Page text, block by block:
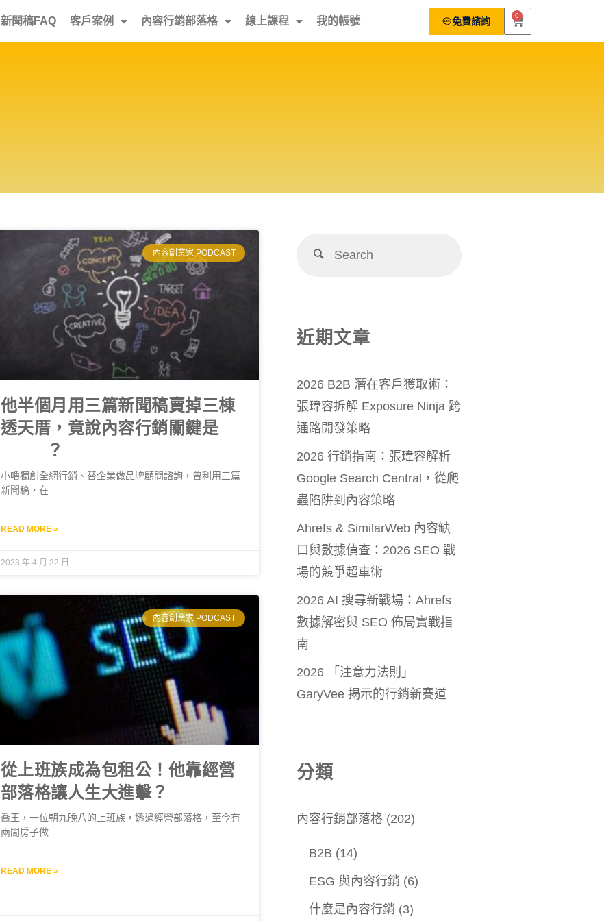
新聞稿FAQ 客戶案例 內容行銷部落格 線上課程 我的帳號 免費諮詢
0
內容創業家 PODCAST
他半個月用三篇新聞稿賣掉三棟
透天厝，竟說內容行銷關鍵是
_____？
小嚕獨創全網行銷、替企業做品牌顧問諮詢，曾利用三篇
新聞稿，在
READ MORE »
2023 年 4 月 22 日
內容創業家 PODCAST
從上班族成為包租公！他靠經營
部落格讓人生大進擊？
喬王，一位朝九晚八的上班族，透過經營部落格，至今有
兩間房子做
READ MORE »
近期文章
2026 B2B 潛在客戶獲取術：
張瑋容拆解 Exposure Ninja 跨
通路開發策略
2026 行銷指南：張瑋容解析
Google Search Central，從爬
蟲陷阱到內容策略
Ahrefs & SimilarWeb 內容缺
口與數據偵查：2026 SEO 戰
場的競爭超車術
2026 AI 搜尋新戰場：Ahrefs
數據解密與 SEO 佈局實戰指
南
2026 「注意力法則」
GaryVee 揭示的行銷新賽道
分類
內容行銷部落格 (202)
B2B (14)
ESG 與內容行銷 (6)
什麼是內容行銷 (3)